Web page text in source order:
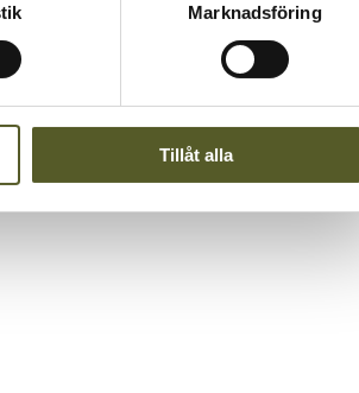
Marknadsföring
Tillåt alla